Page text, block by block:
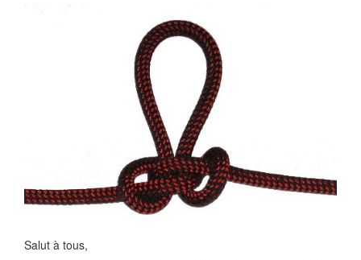
Salut à tous,